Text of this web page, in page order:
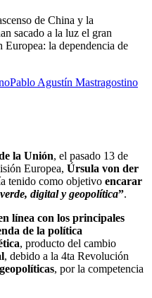
de China y la
sacado a la luz el gran
la dependencia de
Pablo Agustín Mastragostino
la Unión, el pasado 13 de
Europea, Úrsula von der
tenido como objetivo encarar
verde, digital y geopolítica”.
línea con los principales
de la política
, producto del cambio
, debido a la 4ta Revolución
, por la competencia